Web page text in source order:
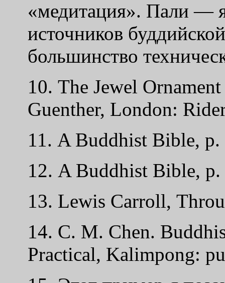
«медитация». Пали —
источников
большинство
10. The Jewel
Guenther, London:
11. A Buddhist Bible, p.
12. A Buddhist Bible, p.
13. Lewis Carroll,
14. C. M. Chen.
Practical, Kalimpong: